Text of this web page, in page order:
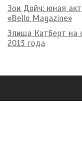
Зои Дойч: юная
«Bello Magazine»
Элиша Катберт на
2013 года